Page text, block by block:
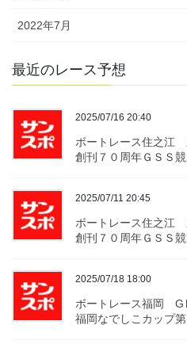
2022年7月
最近のレース予想
2025/07/16 20:40
ボートレース住之江
創刊７０周年ＧＳＳ
2025/07/11 20:45
ボートレース住之江
創刊７０周年ＧＳＳ
2025/07/18 18:00
ボートレース福岡
福岡なでしこカップ